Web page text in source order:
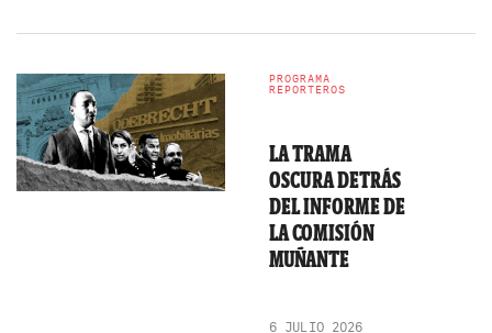
PROGRAMA
REPORTEROS
LA TRAMA
OSCURA DETRÁS
DEL INFORME DE
LA COMISIÓN
MUÑANTE
6 JULIO 2026